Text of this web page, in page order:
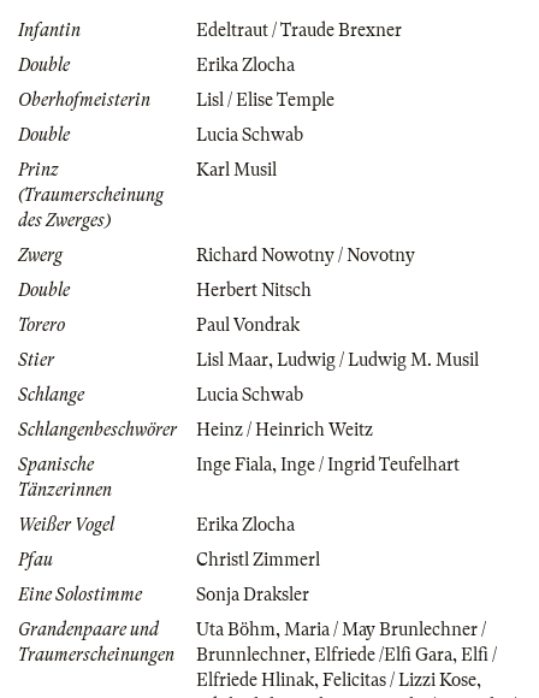
Infantin
Edeltraut / Traude Brexner
Double
Erika Zlocha
Oberhofmeisterin
Lisl / Elise Temple
Double
Lucia Schwab
Prinz
(Traumerscheinung
des Zwerges)
Karl Musil
Zwerg
Richard Nowotny / Novotny
Double
Herbert Nitsch
Torero
Paul Vondrak
Stier
Lisl Maar, Ludwig / Ludwig M. Musil
Schlange
Lucia Schwab
Schlangenbeschwörer
Heinz / Heinrich Weitz
Spanische
Tänzerinnen
Inge Fiala, Inge / Ingrid Teufelhart
Weißer Vogel
Erika Zlocha
Pfau
Christl Zimmerl
Eine Solostimme
Sonja Draksler
Grandenpaare und
Traumerscheinungen
Uta Böhm, Maria / May Brunlechner /
Brunnlechner, Elfriede /Elfi Gara, Elfi /
Elfriede Hlinak, Felicitas / Lizzi Kose,